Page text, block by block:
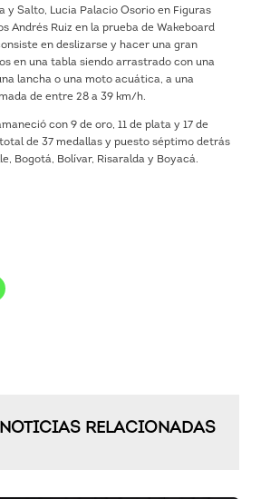
y Salto, Lucia Palacio Osorio en Figuras
Andrés Ruiz en la prueba de Wakeboard
en deslizarse y hacer una gran
en una tabla siendo arrastrado con una
lancha o una moto acuática, a una
de entre 28 a 39 km/h.
con 9 de oro, 11 de plata y 17 de
de 37 medallas y puesto séptimo detrás
Bogotá, Bolívar, Risaralda y Boyacá.
RELACIONADAS